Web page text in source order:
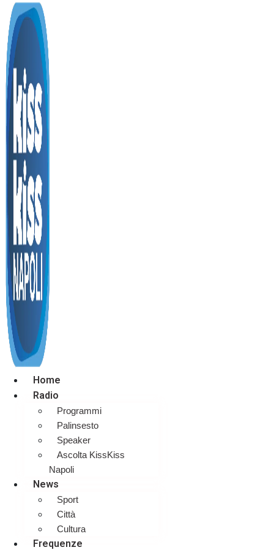
Home
Radio
Programmi
Palinsesto
Speaker
Ascolta KissKiss
Napoli
News
Sport
Città
Cultura
Frequenze